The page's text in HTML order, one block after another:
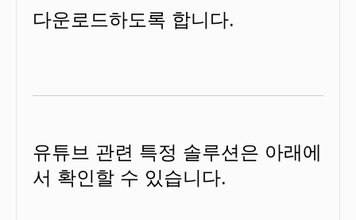
다운로드하도록 합니다.
유튜브 관련 특정 솔루션은 아래에
서 확인할 수 있습니다.